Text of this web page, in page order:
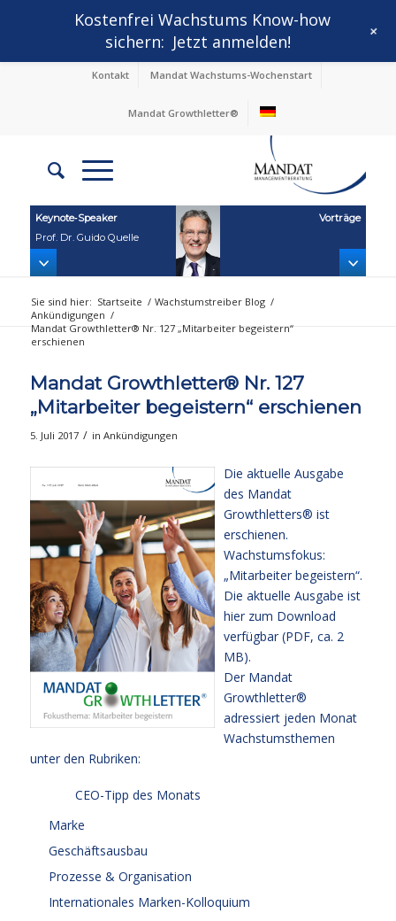
Kontakt Mandat Wachstums-Wochenstart
Mandat Growthletter®
Keynote‑Speaker
Prof. Dr. Guido Quelle
Vorträge
Sie sind hier: Startseite / Wachstumstreiber Blog /
Ankündigungen /
Mandat Growthletter® Nr. 127 „Mitarbeiter begeistern“
erschienen
Mandat Growthletter® Nr. 127
„Mitarbeiter begeistern“ erschienen
5. Juli 2017 / in Ankündigungen
Die aktuelle Ausgabe
des Mandat
Growthletters® ist
erschienen.
Wachstumsfokus:
„Mitarbeiter begeistern“.
Die aktuelle Ausgabe ist
hier zum Download
verfügbar (PDF, ca. 2
MB).
Der Mandat
Growthletter®
adressiert jeden Monat
Wachstumsthemen
unter den Rubriken:
CEO-Tipp des Monats
Marke
Geschäftsausbau
Prozesse & Organisation
Internationales Marken-Kolloquium
Kostenfrei Wachstums Know-how
sichern: Jetzt anmelden! +